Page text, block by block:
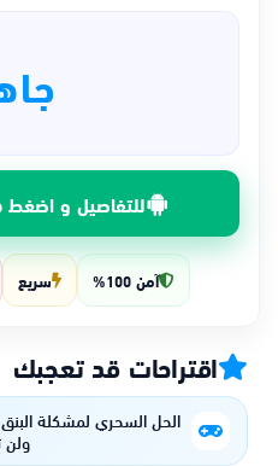
للتفاصيل و اضغط
آمن 100% سريع
اقتراحات قد تعجبك
الحل السحري لمشكلة
ولن